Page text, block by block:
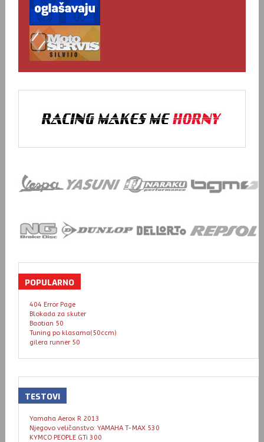
POPULARNO
404 Error Page
Blokada za skuter
Baotian 50
Tuning po klasama(50ccm)
gilera runner 50
TESTOVI
Yamaha Aerox R 2013
Njegovo veličanstvo: YAMAHA T-MAX 530
KYMCO PEOPLE GTi 300